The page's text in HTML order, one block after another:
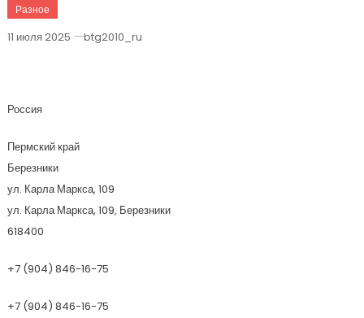
Разное
11 июля 2025 btg2010_ru
Россия
Пермский край
Березники
ул. Карла Маркса, 109
ул. Карла Маркса, 109, Березники
618400
+7 (904) 846-16-75
+7 (904) 846-16-75